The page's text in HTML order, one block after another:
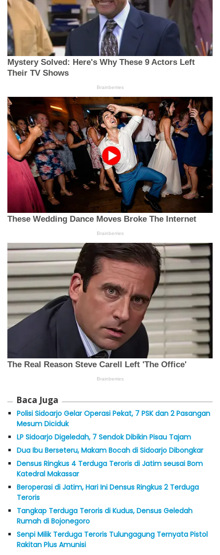
Baca Juga
Polisi Sidoarjo Gelar Operasi Pekat, 7 PSK dan 2 Pasangan
Mesum Diciduk
LP Sidoarjo Digeledah, 7 Sendok Dibikin Pisau Tajam
Dua Ibu Berseteru, Makam Bocah di Sidoarjo Dibongkar
Densus Ringkus 4 Terduga Teroris di Jatim seusai Bom
Katedral Makassar
Beroperasi di Jatim, Hari Ini Densus Ringkus 2 Terduga
Teroris
Tangkap Terduga Teroris di Kudus, Densus Geledah
Rumah di Bojonegoro
Senpi Milik Terduga Teroris Tulungagung Ternyata Pistol
Rakitan Plus Amunisi